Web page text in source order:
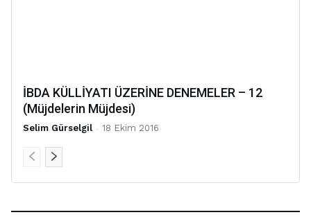
İBDA KÜLLİYATI ÜZERİNE DENEMELER – 12
(Müjdelerin Müjdesi)
Selim Gürselgil - 18 Ekim 2016